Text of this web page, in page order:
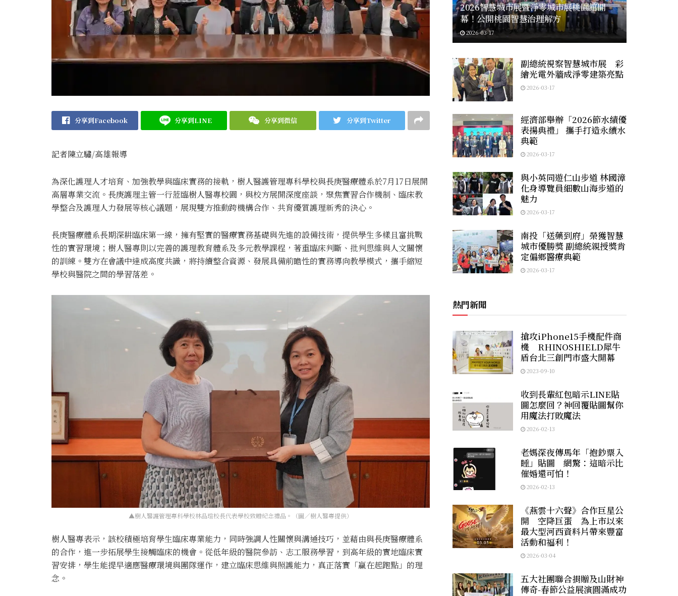
分享到Facebook 分享到LINE 分享到微信 分享到Twitter
記者陳立驌/高雄報導
為深化護理人才培育、加強教學與臨床實務的接軌，樹人醫護管理專科學校與長庚醫療體系於7月17日展開
高層專業交流。長庚護理主管一行蒞臨樹人醫專校園，與校方展開深度座談，聚焦實習合作機制、臨床教
學整合及護理人力發展等核心議題，展現雙方推動跨機構合作、共育優質護理新秀的決心。
長庚醫療體系長期深耕臨床第一線，擁有堅實的醫療實務基礎與先進的設備技術，提供學生多樣且富挑戰
性的實習環境；樹人醫專則以完善的護理教育體系及多元教學課程，著重臨床判斷、批判思維與人文關懷
的訓練。雙方在會議中達成高度共識，將持續整合資源、發展具備前瞻性的實務導向教學模式，攜手縮短
學校與醫院之間的學習落差。
▲樹人醫護管理專科學校林品瑄校長代表學校致贈紀念禮品。（圖／樹人醫專提供）
樹人醫專表示，該校積極培育學生臨床專業能力，同時強調人性關懷與溝通技巧，並藉由與長庚醫療體系
的合作，進一步拓展學生接觸臨床的機會。從低年級的醫院參訪、志工服務學習，到高年級的實地臨床實
習安排，學生能提早適應醫療環境與團隊運作，建立臨床思維與照護能力，真正落實「贏在起跑點」的理
念。
2026智慧城市展暨淨零城市展桃園館開
幕！公開桃園智慧治理解方
2026-03-17
副總統視察智慧城市展 彩
繪光電外牆成淨零建築亮點
2026-03-17
經濟部舉辦「2026節水績優
表揚典禮」 攜手打造永續水
典範
2026-03-17
與小英同遊仁山步道 林國漳
化身導覽員細數山海步道的
魅力
2026-03-17
南投「送藥到府」榮獲智慧
城市優勝獎 副總統親授獎肯
定偏鄉醫療典範
2026-03-17
熱門新聞
搶攻iPhone15手機配件商
機 RHINOSHIELD犀牛
盾台北三創門市盛大開幕
2023-09-10
收到長輩紅包暗示LINE貼
圖怎麼回？神回覆貼圖幫你
用魔法打敗魔法
2026-02-13
老媽深夜傳馬年「抱鈔票入
睡」貼圖 網驚：這暗示比
催婚還可怕！
2026-02-13
《燕雲十六聲》合作巨星公
開 空降巨蛋 為上市以來
最大型河西資料片帶來豐富
活動和福利！
2026-03-04
五大社團聯合捐贈及山財神
傳奇-春節公益展演圓滿成功